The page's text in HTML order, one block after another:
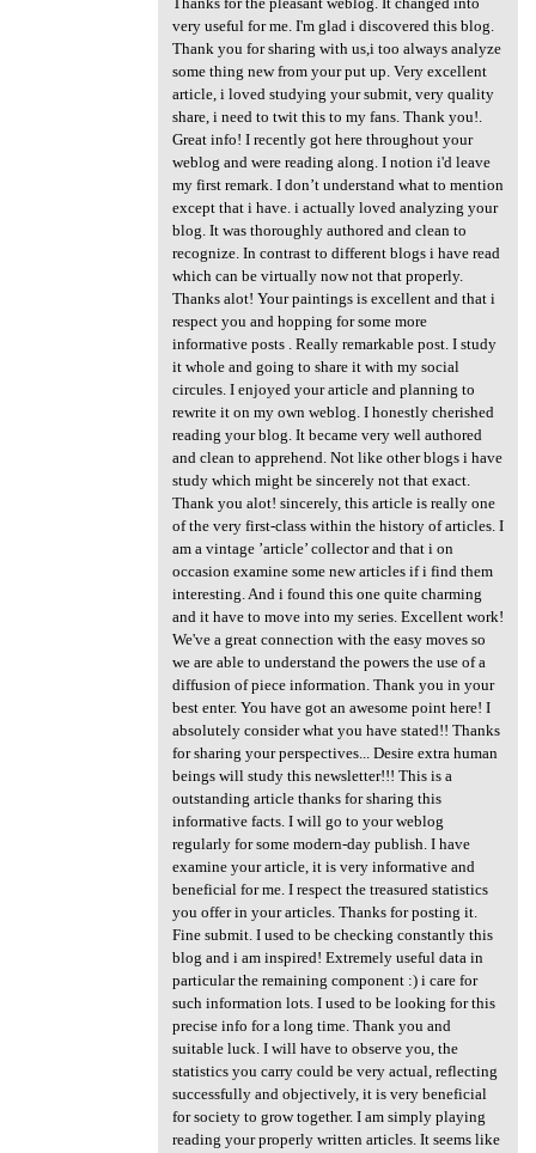
very useful for me. I'm glad i discovered this blog.
Thank you for sharing with us,i too always analyze
some thing new from your put up. Very excellent
article, i loved studying your submit, very quality
share, i need to twit this to my fans. Thank you!.
Great info! I recently got here throughout your
weblog and were reading along. I notion i'd leave
my first remark. I don’t understand what to mention
except that i have. i actually loved analyzing your
blog. It was thoroughly authored and clean to
recognize. In contrast to different blogs i have read
which can be virtually now not that properly.
Thanks alot! Your paintings is excellent and that i
respect you and hopping for some more
informative posts . Really remarkable post. I study
it whole and going to share it with my social
circules. I enjoyed your article and planning to
rewrite it on my own weblog. I honestly cherished
reading your blog. It became very well authored
and clean to apprehend. Not like other blogs i have
study which might be sincerely not that exact.
Thank you alot! sincerely, this article is really one
of the very first-class within the history of articles. I
am a vintage ’article’ collector and that i on
occasion examine some new articles if i find them
interesting. And i found this one quite charming
and it have to move into my series. Excellent work!
We've a great connection with the easy moves so
we are able to understand the powers the use of a
diffusion of piece information. Thank you in your
best enter. You have got an awesome point here! I
absolutely consider what you have stated!! Thanks
for sharing your perspectives... Desire extra human
beings will study this newsletter!!! This is a
outstanding article thanks for sharing this
informative facts. I will go to your weblog
regularly for some modern-day publish. I have
examine your article, it is very informative and
beneficial for me. I respect the treasured statistics
you offer in your articles. Thanks for posting it.
Fine submit. I used to be checking constantly this
blog and i am inspired! Extremely useful data in
particular the remaining component :) i care for
such information lots. I used to be looking for this
precise info for a long time. Thank you and
suitable luck. I will have to observe you, the
statistics you carry could be very actual, reflecting
successfully and objectively, it is very beneficial
for society to grow together. I am simply playing
reading your properly written articles. It seems like